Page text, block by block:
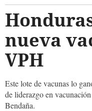
nueva
VPH
Este lote de vacunas lo
de liderazgo en
Bendaña.